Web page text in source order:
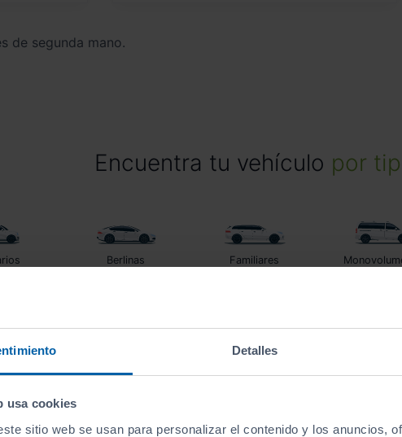
Detalles
usa cookies
sitio web se usan para personalizar el contenido y los anuncios,
de segunda mano.
Encuentra tu vehículo por
Berlinas Familiares
Descapotables Eléctrico